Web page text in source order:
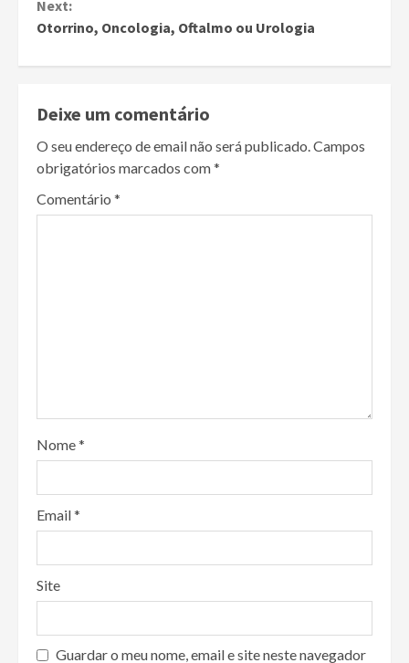
Next:
Otorrino, Oncologia, Oftalmo ou Urologia
Deixe um comentário
O seu endereço de email não será publicado.Campos
obrigatórios marcados com*
Comentário *
Nome*
Email*
Site
Guardar o meu nome, email e site neste navegador